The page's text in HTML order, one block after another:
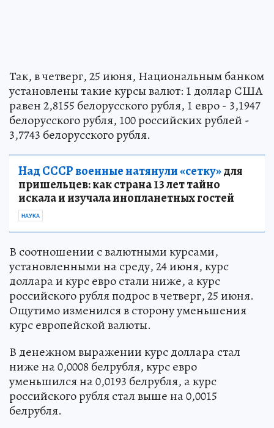
Так, в четверг, 25 июня, Национальным банком
установлены такие курсы валют: 1 доллар США
равен 2,8155 белорусского рубля, 1 евро - 3,1947
белорусского рубля, 100 российских рублей -
3,7743 белорусского рубля.
Над СССР военные натянули «сетку»для
пришельцев: как страна 13 лет тайно
искала и изучала инопланетных гостей
НАУКА
В соотношении с валютными курсами,
установленными на среду, 24 июня, курс
доллара и курс евро стали ниже, а курс
российского рубля подрос в четверг, 25 июня.
Ощутимо изменился в сторону уменьшения
курс европейской валюты.
В денежном выражении курс доллара стал
ниже на 0,0008 белрубля, курс евро
уменьшился на 0,0193 белрубля, а курс
российского рубля стал выше на 0,0015
белрубля.